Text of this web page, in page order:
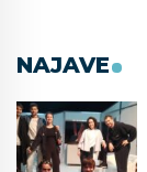
NAJAVE